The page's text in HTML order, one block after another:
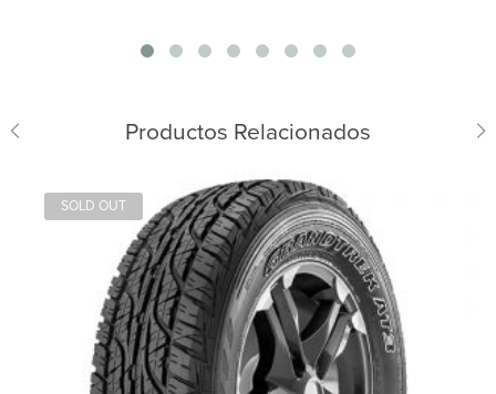
Productos Relacionados
SOLD OUT